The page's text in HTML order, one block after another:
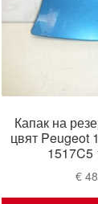
Капак на
цвят Peugeot
1517C5
€